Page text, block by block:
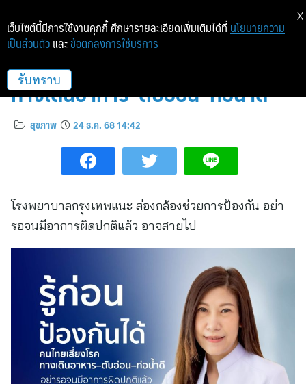
รู้ก่อน รอดก่อน! คนไทยเสี่ยงโรค
ทางเดินอาหาร–ตับอ่อน–ท่อน้ำดี
สุขภาพ 24 ธ.ค. 68 14:42
โรงพยาบาลกรุงเทพแนะ ส่องกล้องช่วยการป้องกัน อย่า
รอจนมีอาการผิดปกติแล้ว อาจสายไป
เว็บไซต์นี้มีการใช้งานคุกกี้ ศึกษารายละเอียดเพิ่มเติมได้ที่ นโยบายความ
เป็นส่วนตัว และ ข้อตกลงการใช้บริการ
รับทราบ
X